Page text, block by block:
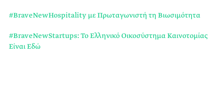
#BraveNewHospitality με Πρωταγωνιστή τη Βιωσιμότητα
#BraveNewStartups: Το Ελληνικό Οικοσύστημα Καινοτομίας
Είναι Εδώ